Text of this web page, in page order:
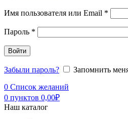
Имя пользователя или Email *
Пароль *
Войти
Забыли пароль?
Запомнить
0 Список желаний
0 пунктов 0,00₽
Наш каталог